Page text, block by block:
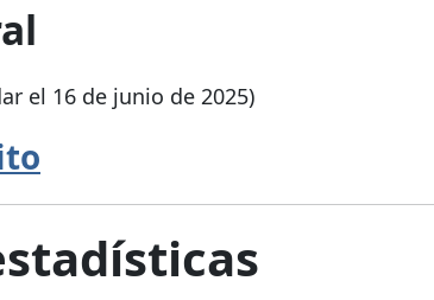
el 16 de junio de 2025)